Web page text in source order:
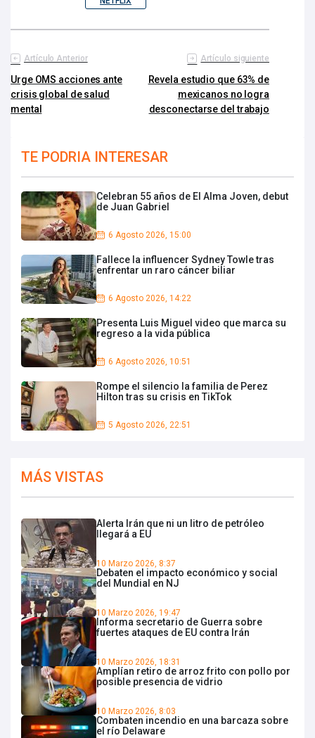
Artículo Anterior
Urge OMS acciones ante
crisis global de salud
mental
Artículo siguiente
Revela estudio que 63% de
mexicanos no logra
desconectarse del trabajo
TE PODRIA INTERESAR
Celebran 55 años de El Alma Joven, debut
de Juan Gabriel
6 Agosto 2026, 15:00
Fallece la influencer Sydney Towle tras
enfrentar un raro cáncer biliar
6 Agosto 2026, 14:22
Presenta Luis Miguel video que marca su
regreso a la vida pública
6 Agosto 2026, 10:51
Rompe el silencio la familia de Perez
Hilton tras su crisis en TikTok
5 Agosto 2026, 22:51
MÁS VISTAS
Alerta Irán que ni un litro de petróleo
llegará a EU
10 Marzo 2026, 8:37
Debaten el impacto económico y social
del Mundial en NJ
10 Marzo 2026, 19:47
Informa secretario de Guerra sobre
fuertes ataques de EU contra Irán
10 Marzo 2026, 18:31
Amplían retiro de arroz frito con pollo por
posible presencia de vidrio
10 Marzo 2026, 8:03
Combaten incendio en una barcaza sobre
el río Delaware